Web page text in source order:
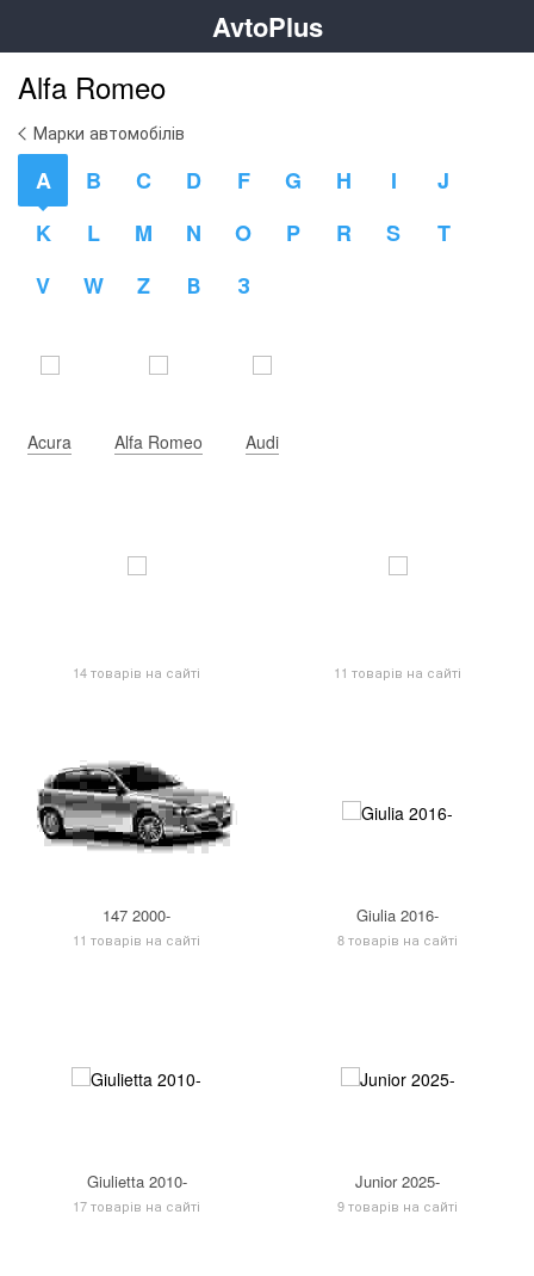
Alfa Romeo
Марки автомобілів
A B C D F G H I
J
K
L M N O P R S
T
V
W Z В З
Acura Alfa Romeo Audi
14 товарів на сайті 11 товарів на сайті
147 2000-
11 товарів на сайті
Giulia 2016-
8 товарів на сайті
Giulietta 2010-
17 товарів на сайті
Junior 2025-
9 товарів на сайті
AvtoPlus